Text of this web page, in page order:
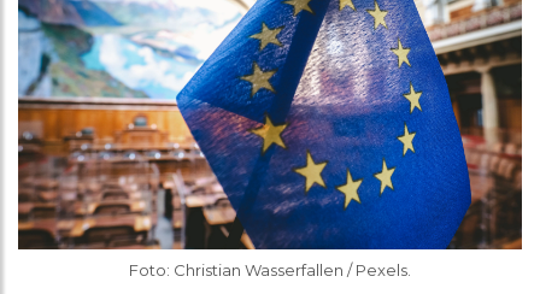
Foto: Christian Wasserfallen / Pexels.